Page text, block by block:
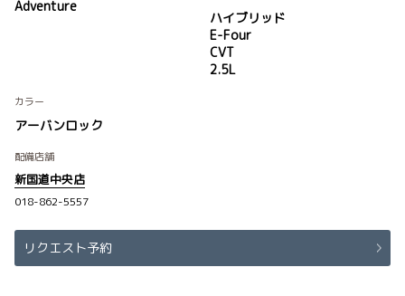
Adventure
ハイブリッド
E-Four
CVT
2.5L
カラー
アーバンロック
配備店舗
新国道中央店
018-862-5557
リクエスト予約